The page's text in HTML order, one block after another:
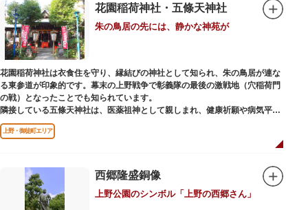
軍・徳川家光公が、日光東照宮までお参りに行けない江戸の人々のために建
てられたそう。社殿内部は文化財保護のため通常は非公開ですが、特別公開
が実施されることもあるので、拝観を申し込んでみてはいかがでしょうか。
授与所では、期間・数量限定のお守りや御朱印も授与されているので要チェ
ック。手塚治虫のユニコのお守りなど愛らしいものがありますよ。
花園稲荷神社・五條天神社
朱の鳥居の先には、静かな神苑が
花園稲荷神社は衣食住を守り、縁結びの神社として知られ、朱の鳥居が連な
る東参道が印象的です。幕末の上野戦争で彰義隊の最後の激戦地（穴稲荷門
の戦）となったことでも知られています。
隣接している五條天神社は、医薬祖神として親しまれ、健康祈願や病気平癒
祈願の参拝者が多く、相殿には菅原道真公も祀られています。
境内がつながっており、まるでひとつの神社かのように並んで鎮座していま
すが、それぞれ別々の由緒の独立した神社です。どちらの御朱印も五條天神
参拝は6:00～17:00（御朱印の授与は9:00～17:00）
上野・御徒町エリア
西郷隆盛銅像
上野公園のシンボル「上野の西郷さん」